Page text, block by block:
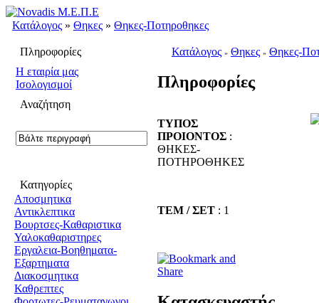
Κατάλογος » Θηκες » Θηκες-Ποτηροθηκες
Πληροφορίες
H εταιρία μας
Ισολογισμοί
Αναζήτηση
Κατηγορίες
Αποσμητικα
Αντικλεπτικα
Βουρτσες-Καθαριστικα
Υαλοκαθαριστηρες
Εργαλεια-Βοηθηματα-
Εξαρτηματα
Διακοσμητικα
Καθρεπτες
Κατάλογος » Θηκες » Θηκες-
Πληροφορίες
ΤΥΠΟΣ
ΠΡΟΙΟΝΤΟΣ :
ΘΗΚΕΣ-
ΠΟΤΗΡΟΘΗΚΕΣ
ΤΕΜ / ΣΕΤ : 1